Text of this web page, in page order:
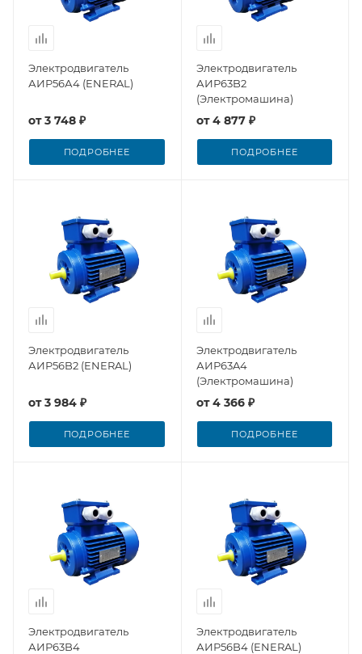
Электродвигатель
АИР56А4 (ENERAL)
от3 748 ₽
ПОДРОБНЕЕ
Электродвигатель
АИР63B2
(Электромашина)
от4 877 ₽
ПОДРОБНЕЕ
Электродвигатель
АИР56B2 (ENERAL)
от3 984 ₽
ПОДРОБНЕЕ
Электродвигатель
АИР63A4
(Электромашина)
от4 366 ₽
ПОДРОБНЕЕ
Электродвигатель
АИР63B4
Электродвигатель
АИР56B4 (ENERAL)